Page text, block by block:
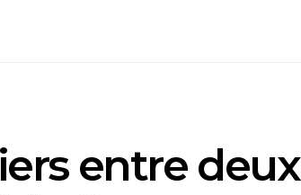
entre deux